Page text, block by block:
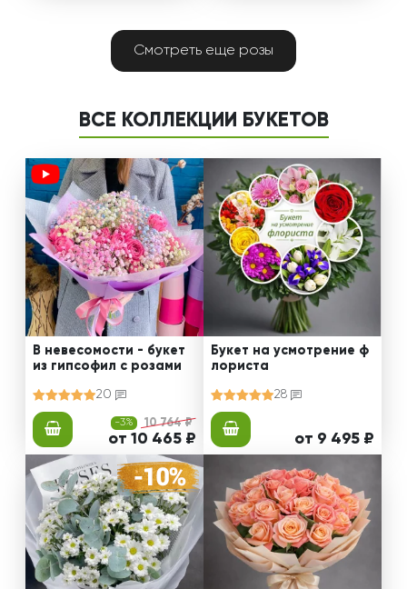
Смотреть еще розы
ВСЕ КОЛЛЕКЦИИ БУКЕТОВ
В невесомости - букет
из гипсофил с розами
20
-3% 10 764 ₽
от 10 465 ₽
Букет на усмотрение ф
лориста
28
от 9 495 ₽